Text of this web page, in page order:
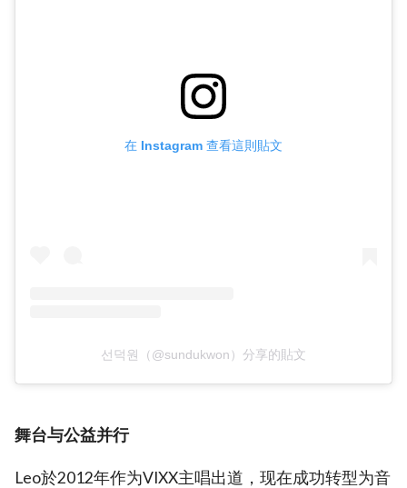
在 Instagram 查看這則貼文
선덕원（@sundukwon）分享的貼文
舞台与公益并行
Leo於2012年作为VIXX主唱出道，现在成功转型为音